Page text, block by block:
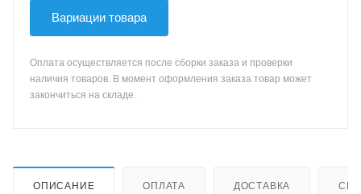
Вариации товара
Оплата осуществляется после сборки заказа и проверки
наличия товаров. В момент оформления заказа товар может
закончиться на складе.
ОПИСАНИЕ ОПЛАТА ДОСТАВКА